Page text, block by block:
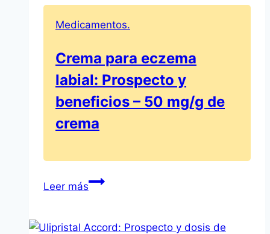
quemaduras!
Medicamentos.
Crema para eczema
labial: Prospecto y
beneficios – 50 mg/g de
crema
Leer másCrema
labial: